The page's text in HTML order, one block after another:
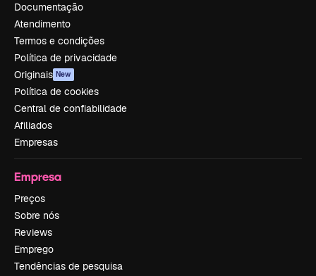
Documentação
Atendimento
Termos e condições
Política de privacidade
Originais New
Política de cookies
Central de confiabilidade
Afiliados
Empresas
Empresa
Preços
Sobre nós
Reviews
Emprego
Tendências de pesquisa